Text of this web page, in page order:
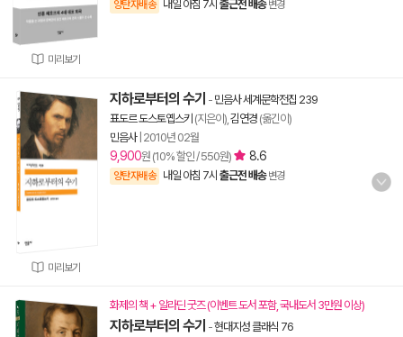
미리보기
양탄자배송 내일 아침 7시 출근전 배송 변경
미리보기
지하로부터의 수기 - 민음사 세계문학전집 239
표도르 도스토옙스키 (지은이), 김연경 (옮긴이)
민음사| 2010년 02월
9,900원 (10% 할인 / 550원) 8.6
양탄자배송 내일 아침 7시 출근전 배송 변경
화제의 책 + 알라딘 굿즈 (이벤트 도서 포함, 국내도서 3만원 이상)
지하로부터의 수기 -현대지성 클래식 76